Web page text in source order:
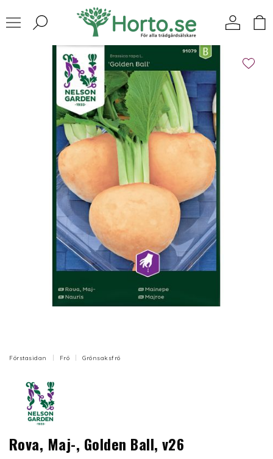
Förstasidan Frö Grönsaksfrö
Rova, Maj-, Golden Ball, v26